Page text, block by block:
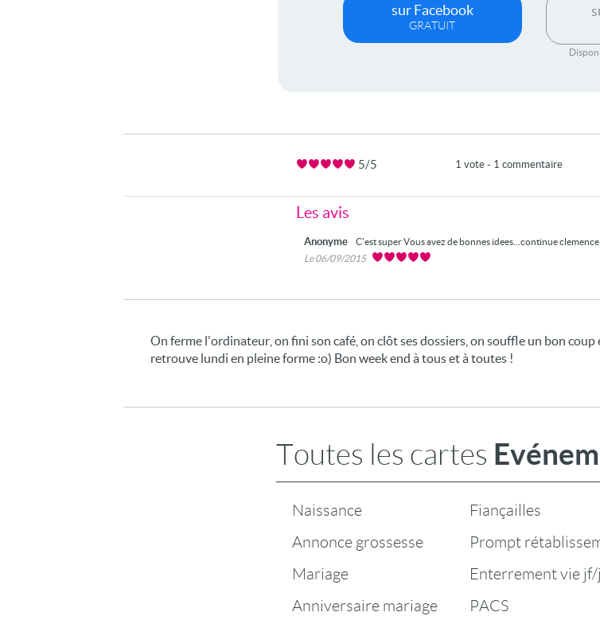
sur Facebook
GRATUIT
5/5 1 vote - 1 commentaire
Les avis
Anonyme
C'est super Vous avez de bonnes idees...continue clemence
Le 06/09/2015
On ferme l'ordinateur, on fini son café, on clôt ses dossiers, on souffle un bon
retrouve lundi en pleine forme :o) Bon week end à tous et à toutes !
Toutes les cartes
Naissance
Annonce grossesse
Mariage
Anniversaire mariage
Fiançailles
Prompt
Enterrement vie
PACS